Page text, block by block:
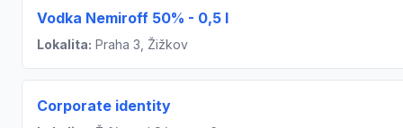
Vodka Nemiroff 50% - 0,5 l
Lokalita: Praha 3, Žižkov
Corporate identity